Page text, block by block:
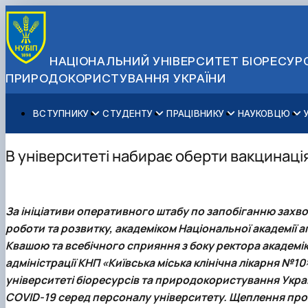
НАЦІОНАЛЬНИЙ УНІВЕРСИТЕТ
ПРИРОДОКОРИСТУВАННЯ УКРАЇНИ
ВСТУПНИКУ
Вступ до НУБіП України 2026
Приймальна комісія
Правила прийому
Підготовчий курс НМТ
Для іноземців / For foreigners
Військова освіта
СТУДЕНТУ
Навчання
Додаткова освіта
Позанавчальна діяльність
Пільги
ПРАЦІВНИКУ
Освітній процес
Міжнародна діяльність
Довідкова інформація
НАУКОВЦЮ
Наукова діяльність
Аспіранту / Докторанту
Захисти дисертацій
Біоетична комісія
Наукові видання
Наука для бізнесу
Управління і самоврядування
Загальна інформація
Офіційні документи
Державні закупівлі
Офіційна символіка
Антикорупційні заходи
Гендерна радниця
Контактна інформація
В університеті набирає оберти
За ініціативи оперативного штабу по запобіганню
роботи та розвитку, академіком Національної
Квашоюта всебічного сприяння з боку ректора
адміністрації КНП «Київська міська клінічна лікарня
університеті біоресурсів та природокористування
COVID-19 серед персоналу університету. Щеплення